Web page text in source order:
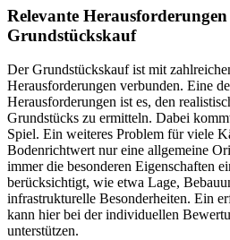
Relevante
Grundstückskauf
Der Grundstückskauf ist mit
Herausforderungen verbunden. Eine
Herausforderungen ist es, den
Grundstücks zu ermitteln. Dabei
Spiel. Ein weiteres Problem für viele
Bodenrichtwert nur eine allgemeine
immer die besonderen Eigenschaften
berücksichtigt, wie etwa Lage,
infrastrukturelle Besonderheiten. Ein
kann hier bei der individuellen
unterstützen.